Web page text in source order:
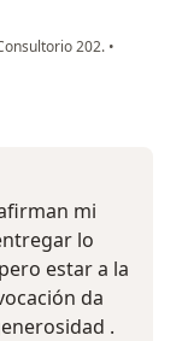
202. •
mi
lo
estar a la
da
.